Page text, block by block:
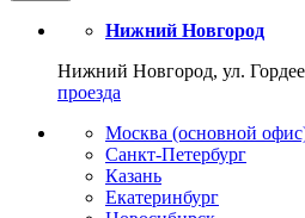
Нижний Новгород
Нижний Новгород, ул.
проезда
Москва (основной
Санкт-Петербург
Казань
Екатеринбург